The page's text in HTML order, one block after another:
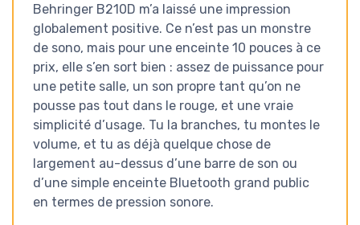
Behringer B210D m’a laissé une impression
globalement positive. Ce n’est pas un monstre
de sono, mais pour une enceinte 10 pouces à ce
prix, elle s’en sort bien : assez de puissance pour
une petite salle, un son propre tant qu’on ne
pousse pas tout dans le rouge, et une vraie
simplicité d’usage. Tu la branches, tu montes le
volume, et tu as déjà quelque chose de
largement au-dessus d’une barre de son ou
d’une simple enceinte Bluetooth grand public
en termes de pression sonore.